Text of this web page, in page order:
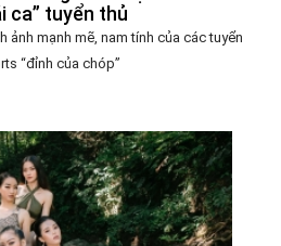
ca” tuyển thủ
ảnh mạnh mẽ, nam tính của các tuyển
“đỉnh của chóp”